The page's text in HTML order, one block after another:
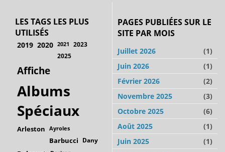
LES TAGS LES PLUS
UTILISÉS
2019 2020 2021 2023
2025
Affiche
Albums
Spéciaux
Arleston Ayroles
Barbucci Dany
PAGES PUBLIÉES SUR LE
SITE PAR MOIS
Juillet 2026
(1)
Juin 2026
(1)
Février 2026
(2)
Novembre 2025
(3)
Octobre 2025
(6)
Août 2025
(1)
Juin 2025
(1)